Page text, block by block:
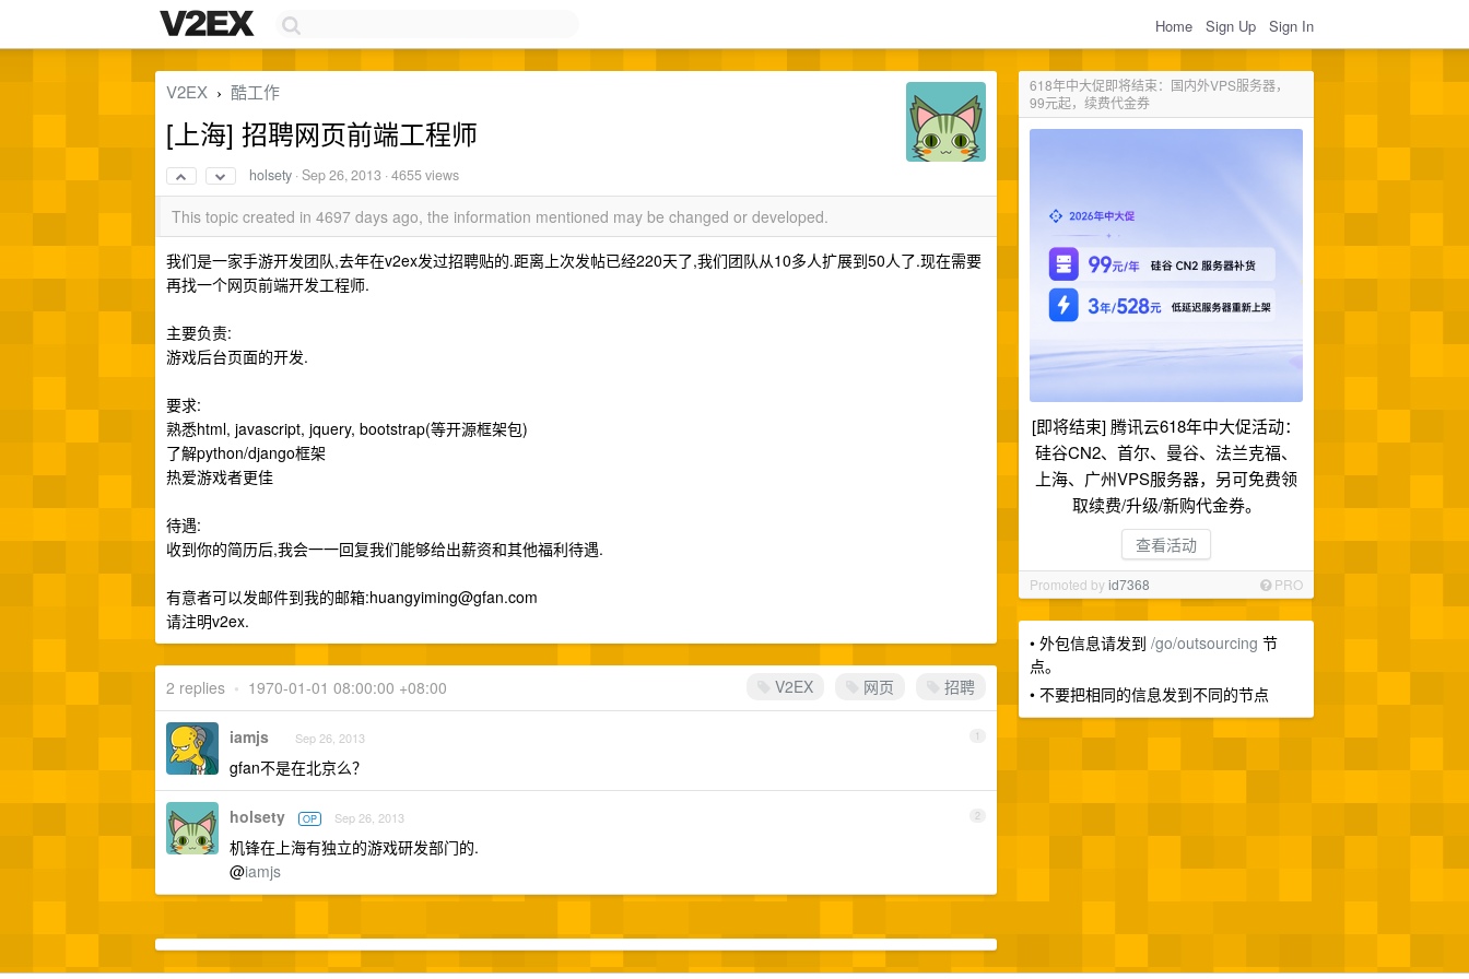
Home Sign Up Sign In
618年中大促即将结束：国内外VPS服务器，
99元起，续费代金券
[即将结束] 腾讯云618年中大促活动：
硅谷CN2、首尔、曼谷、法兰克福、
上海、广州VPS服务器，另可免费领
取续费/升级/新购代金券。
查看活动
Promoted byid7368 PRO
• 外包信息请发到 /go/outsourcing 节
点。
• 不要把相同的信息发到不同的节点
V2EX › 酷工作
[上海] 招聘网页前端工程师
holsety ·Sep 26, 2013 · 4655 views
This topic created in 4697 days ago, the information mentioned may be changed or developed.
我们是一家手游开发团队,去年在v2ex发过招聘贴的.距离上次发帖已经220天了,我们团队从10多人扩展到50人了.现在需要
再找一个网页前端开发工程师.
主要负责:
游戏后台页面的开发.
要求:
熟悉html, javascript, jquery, bootstrap(等开源框架包)
了解python/django框架
热爱游戏者更佳
待遇:
收到你的简历后,我会一一回复我们能够给出薪资和其他福利待遇.
有意者可以发邮件到我的邮箱:huangyiming@gfan.com
请注明v2ex.
V2EX 网页 招聘
2 replies • 1970-01-01 08:00:00 +08:00
1
iamjs Sep 26, 2013
gfan不是在北京么？
2
holsety OP Sep 26, 2013
机锋在上海有独立的游戏研发部门的.
@iamjs